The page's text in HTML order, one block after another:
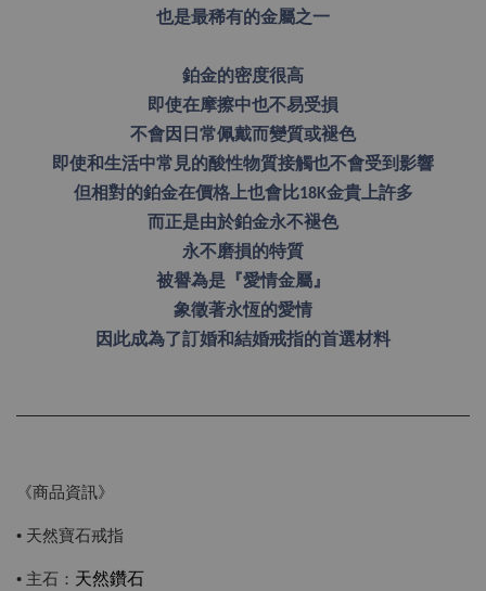
也是最稀有的金屬之一
鉑金的密度很高
即使在摩擦中也不易受損
不會因日常佩戴而變質或褪色
即使和生活中常見的酸性物質接觸也不會受到影響
但相對的鉑金在價格上也會比18K金貴上許多
而正是由於鉑金永不褪色
永不磨損的特質
被譽為是『愛情金屬』
象徵著永恆的愛情
因此成為了訂婚和結婚戒指的首選材料
《商品資訊》
• 天然寶石戒指
• 主石： 天然鑽石